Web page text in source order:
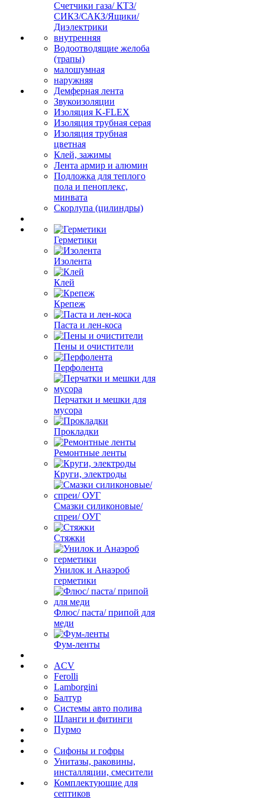
Счетчики газа/ КТЗ/
СИКЗ/САКЗ/Ящики/
Диэлектрики
внутренняя
Водоотводящие желоба
(трапы)
малошумная
наружняя
Демферная лента
Звукоизоляции
Изоляция K-FLEX
Изоляция трубная серая
Изоляция трубная
цветная
Клей, зажимы
Лента армир и алюмин
Подложка для теплого
пола и пеноплекс,
минвата
Скорлупа (цилиндры)
Герметики
Изолента
Клей
Крепеж
Паста и лен-коса
Пены и очистители
Перфолента
Перчатки и мешки для
мусора
Прокладки
Ремонтные ленты
Круги, электроды
Смазки силиконовые/
спреи/ ОУГ
Стяжки
Унилок и Анаэроб
герметики
Флюс/ паста/ припой для
меди
Фум-ленты
ACV
Ferolli
Lamborgini
Балтур
Системы авто полива
Шланги и фитинги
Пурмо
Сифоны и гофры
Унитазы, раковины,
инсталляции, смесители
Комплектующие для
септиков